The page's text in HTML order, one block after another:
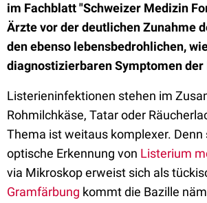
im Fachblatt "Schweizer Medizin
Ärzte vor der deutlichen Zunahme
den ebenso lebensbedrohlichen,
diagnostizierbaren Symptomen
Listerieninfektionen stehen im
Rohmilchkäse, Tatar oder
Thema ist weitaus komplexer. Denn
optische Erkennung von Listerium
via Mikroskop erweist sich als
Gramfärbung kommt die Bazille